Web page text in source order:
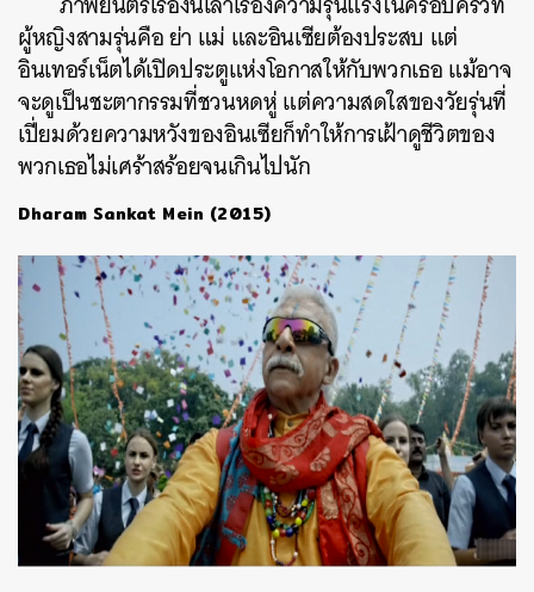
ผู้หญิงสามรุ่นคือ ย่า แม่ และอินเซียต้องประสบ แต่
อินเทอร์เน็ตได้เปิดประตูแห่งโอกาสให้กับพวกเธอ แม้อาจ
จะดูเป็นชะตากรรมที่ชวนหดหู่ แต่ความสดใสของวัยรุ่นที่
เปี่ยมด้วยความหวังของอินเซียก็ทำให้การเฝ้าดูชีวิตของ
พวกเธอไม่เศร้าสร้อยจนเกินไปนัก
Dharam Sankat Mein (2015)
ค้นหา
SHARE TWEET LINE EMAIL